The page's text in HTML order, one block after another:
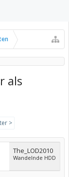
als
>
The_LOD2010
Wandelnde HDD